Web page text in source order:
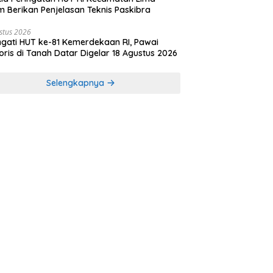
Berikan Penjelasan Teknis Paskibra
2026
HUT ke-81 Kemerdekaan RI, Pawai
di Tanah Datar Digelar 18 Agustus 2026
Selengkapnya